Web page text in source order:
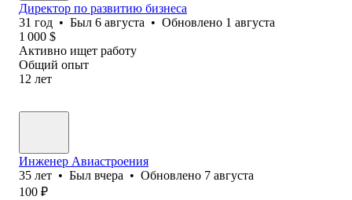
Директор по развитию бизнеса
31 год • Был 6 августа • Обновлено 1 августа
1 000 $
Активно ищет работу
Общий опыт
12 лет
Инженер Авиастроения
35 лет • Был вчера • Обновлено 7 августа
100 ₽